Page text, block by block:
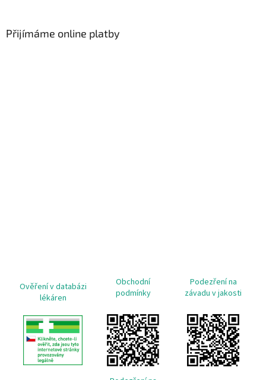
Přijímáme online platby
Ověření v databázi
lékáren
Obchodní
podmínky
Podezření na
závadu v jakosti